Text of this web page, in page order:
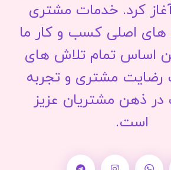
کرد. خدمات مشتری
های اصلی کسب و کار ما
اساس تمام تلاش های
رضایت مشتری و تجربه
ذهن مشتریان عزیز
است.